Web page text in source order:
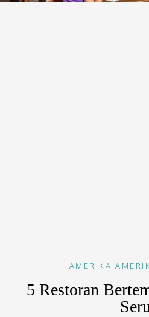
AMERIKA
5 Restoran